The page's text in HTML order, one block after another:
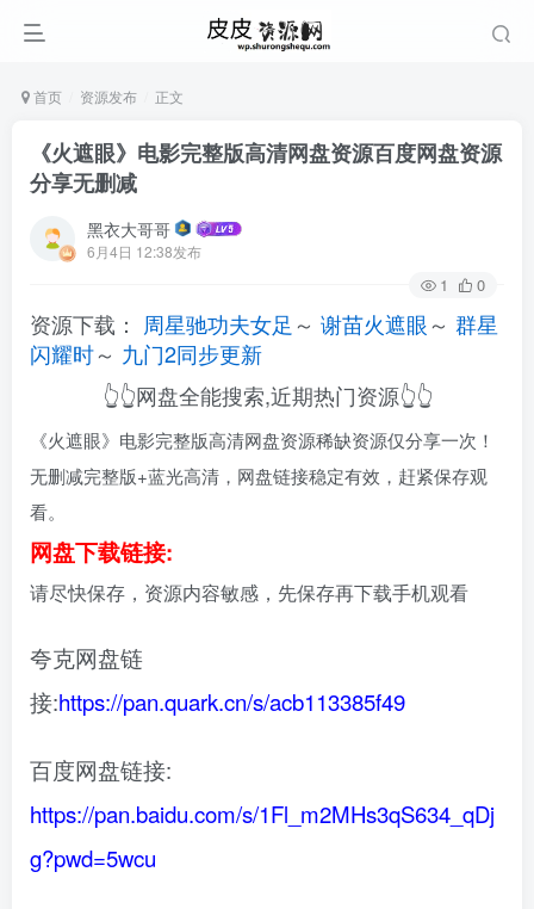
首页 资源发布 正文
《火遮眼》电影完整版高清网盘资源百度网盘资源
分享无删减
黑衣大哥哥
6月4日 12:38发布
1 0
资源下载： 周星驰功夫女足 ～ 谢苗火遮眼～ 群星
闪耀时～ 九门2同步更新
👆👆网盘全能搜索,近期热门资源👆👆
《火遮眼》电影完整版高清网盘资源稀缺资源仅分享一次！
无删减完整版+蓝光高清，网盘链接稳定有效，赶紧保存观
看。
网盘下载链接:
请尽快保存，资源内容敏感，先保存再下载手机观看
夸克网盘链
接:https://pan.quark.cn/s/acb113385f49
百度网盘链接:
https://pan.baidu.com/s/1Fl_m2MHs3qS634_qDj
g?pwd=5wcu